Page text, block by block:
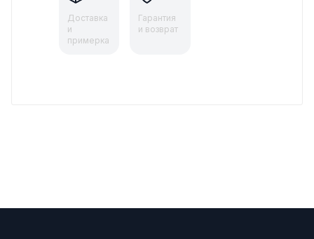
Доставка
и
примерка
Гарантия
и возврат